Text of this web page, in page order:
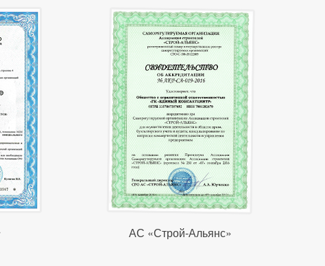
АС «Строй-Альянс»